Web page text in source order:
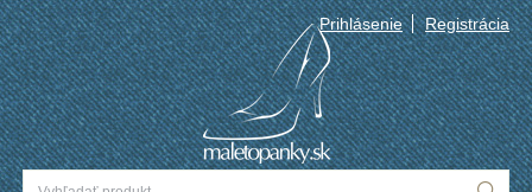
Prihlásenie Registrácia